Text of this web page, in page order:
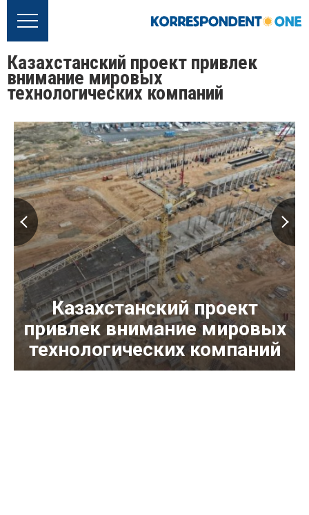
Казахстанский проект привлек
внимание мировых
технологических компаний
Казахстанский проект
привлек внимание мировых
технологических компаний